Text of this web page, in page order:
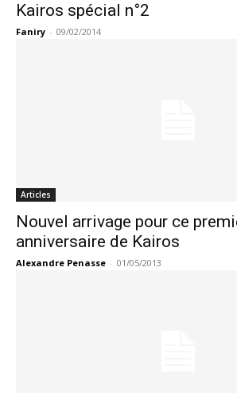
Kairos spécial n°2
Faniry - 09/02/2014
Articles
Nouvel arrivage pour ce
anniversaire de Kairos
Alexandre Penasse - 01/05/2013